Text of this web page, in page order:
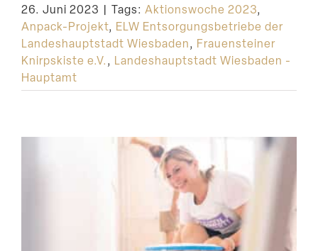
Suche
26. Juni 2023 | Tags: Aktionswoche 2023,
Anpack-Projekt, ELW Entsorgungsbetriebe der
Landeshauptstadt Wiesbaden, Frauensteiner
Knirpskiste e.V., Landeshauptstadt Wiesbaden -
Hauptamt